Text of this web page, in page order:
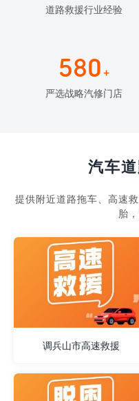
道路救援行业经验
580 +
严选战略汽修门店
汽车
提供附近道路拖车、高速
胎
调兵山市高速救援